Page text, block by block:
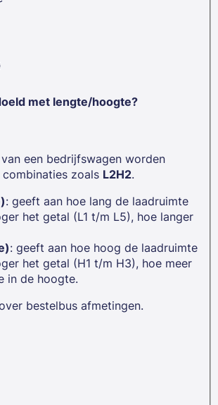
met lengte/hoogte?
van een bedrijfswagen worden
combinaties zoals L2H2.
: geeft aan hoe lang de laadruimte
het getal (L1 t/m L5), hoe langer
: geeft aan hoe hoog de laadruimte
het getal (H1 t/m H3), hoe meer
in de hoogte.
bestelbus afmetingen.